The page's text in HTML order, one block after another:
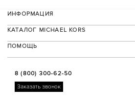
ИНФОРМАЦИЯ
КАТАЛОГ MICHAEL KORS
ПОМОЩЬ
8 (800) 300-62-50
Заказать звонок